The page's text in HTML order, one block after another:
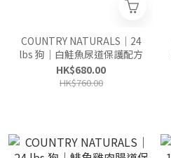
COUNTRY NATURALS｜24
lbs 狗｜白鮭魚尿道保護配方
HK$680.00
HK$760.00